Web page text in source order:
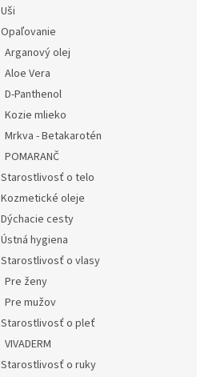
Uši
Opaľovanie
Arganový olej
Aloe Vera
D-Panthenol
Kozie mlieko
Mrkva - Betakarotén
POMARANČ
Starostlivosť o telo
Kozmetické oleje
Dýchacie cesty
Ústná hygiena
Starostlivosť o vlasy
Pre ženy
Pre mužov
Starostlivosť o pleť
VIVADERM
Starostlivosť o ruky